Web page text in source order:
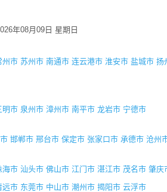
年08月09日 星期日
州市 苏州市 南通市 连云港市 淮安市 盐城市 扬
明市 泉州市 漳州市 南平市 龙岩市 宁德市
邯郸市 邢台市 保定市 张家口市 承德市 沧州
海市 汕头市 佛山市 江门市 湛江市 茂名市 肇庆
远市 东莞市 中山市 潮州市 揭阳市 云浮市